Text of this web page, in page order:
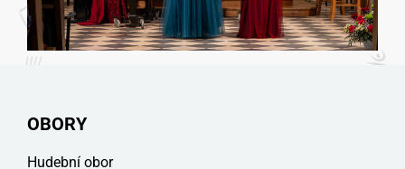
OBORY
Hudební obor